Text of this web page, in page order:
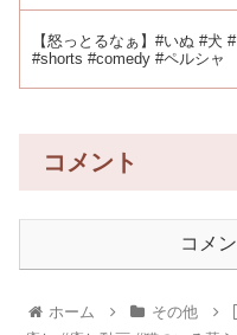
【怒っとるなぁ】#いぬ #犬
#shorts #comedy #ペルシャ
コメント
コメ
ホーム その他